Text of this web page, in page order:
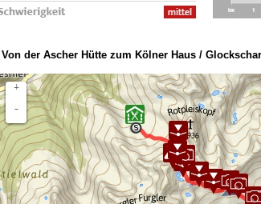
der Ascher Hütte zum Kölner Haus /